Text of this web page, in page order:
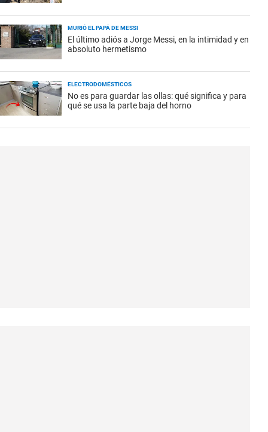
MURIÓ EL PAPÁ DE MESSI
El último adiós a Jorge Messi, en la intimidad y en
absoluto hermetismo
ELECTRODOMÉSTICOS
No es para guardar las ollas: qué significa y para
qué se usa la parte baja del horno